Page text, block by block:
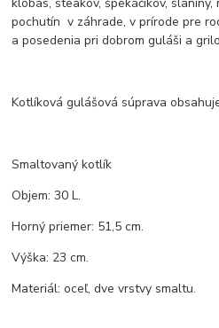
pochutín v záhrade, v prírode pre
a posedenia pri dobrom guláši a
Kotlíková gulášová súprava
Smaltovaný kotlík
Objem: 30 L.
Horný priemer: 51,5 cm.
Výška: 23 cm.
Materiál: oceľ, dve vrstvy smaltu.